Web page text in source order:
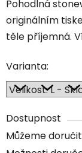
Pohodlná
originálním
těle příjemná.
Varianta:
Dostupnost
Můžeme